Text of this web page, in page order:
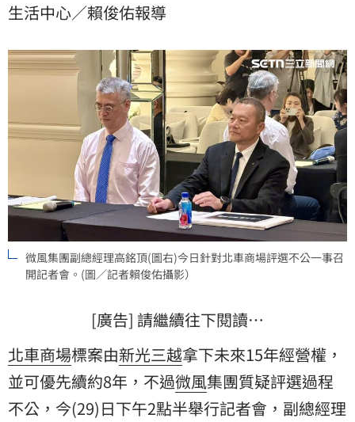
生活中心／賴俊佑報導
微風集團副總經理高銘頂(圖右)今日針對北車商場評選不公一事召
開記者會。(圖／記者賴俊佑攝影）
[廣告] 請繼續往下閱讀…
北車商場標案由新光三越拿下未來15年經營權，
並可優先續約8年，不過微風集團質疑評選過程
不公，今(29)日下午2點半舉行記者會，副總經理